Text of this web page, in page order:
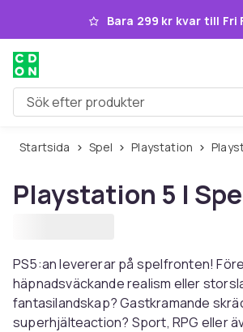
Hoppa till huvudinnehållet
Bara 299 kr kvar till Fri
Sök efter produkter
Startsida Spel Playstation
Playstation 5 |
PS5:an levererar på spelfronten!
häpnadsväckande realism eller
fantasilandskap? Gastkramande
superhjälteaction? Sport, RPG eller